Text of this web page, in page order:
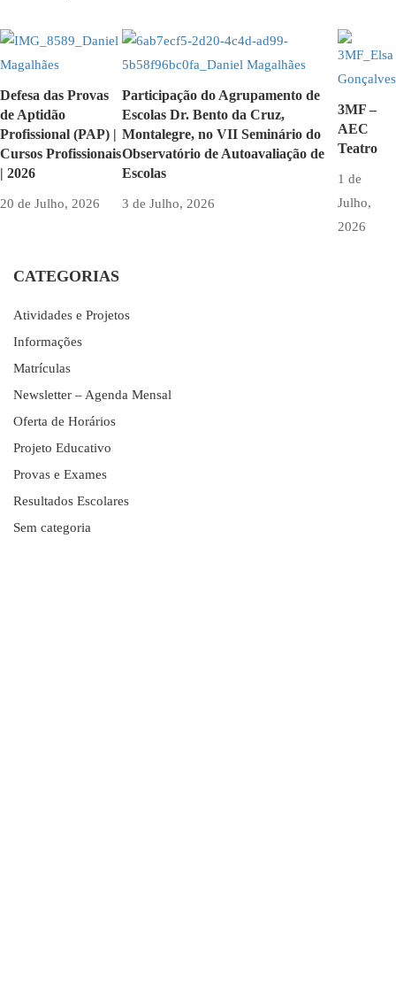
Defesa das Provas
de Aptidão
Profissional (PAP) |
Cursos Profissionais
| 2026
20 de Julho, 2026
Participação do Agrupamento de
Escolas Dr. Bento da Cruz,
Montalegre, no VII Seminário do
Observatório de Autoavaliação de
Escolas
3 de Julho, 2026
3MF –
AEC
Teatro
1 de
Julho,
2026
CATEGORIAS
Atividades e Projetos
Informações
Matrículas
Newsletter – Agenda Mensal
Oferta de Horários
Projeto Educativo
Provas e Exames
Resultados Escolares
Sem categoria